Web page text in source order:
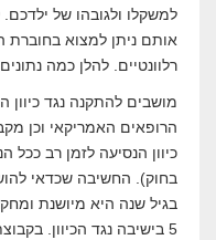
למשקלו ולגובהו של
אותם ניתן למצוא בחוברת
רלוונטיים. להלן כמה
מושבים להתקנה נגד כיוון
הרופאים האמריקאי וכן
כיוון הנסיעה לזמן רב ככל
בחוק). החשיבה שכדאי
בגיל שנה היא מיושנת
5 בישיבה נגד הכיוון.